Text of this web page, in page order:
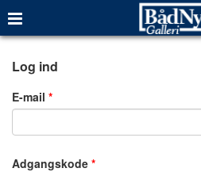
Log ind
E-mail
Adgangskode